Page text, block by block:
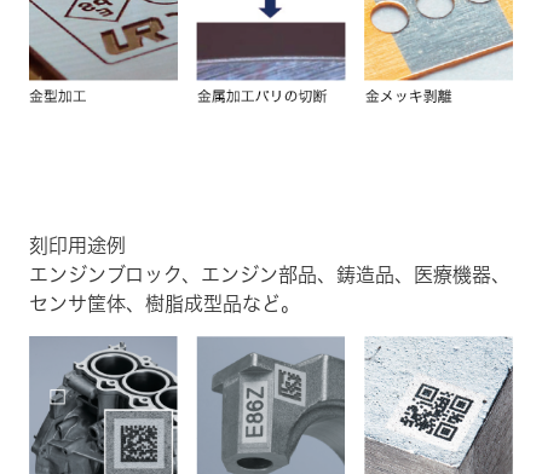
刻印用途例
エンジンブロック、エンジン部品、鋳造品、医療機器、
センサ筐体、樹脂成型品など。